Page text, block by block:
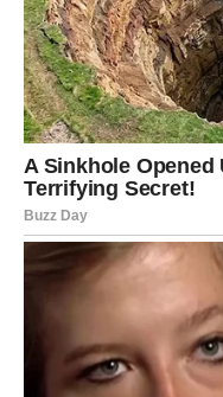
VAGA
Zvijezde vam donose
Novo poznanstvo ili
mnogo radosti.
Poruka zvijezda
Otvorite srce novim